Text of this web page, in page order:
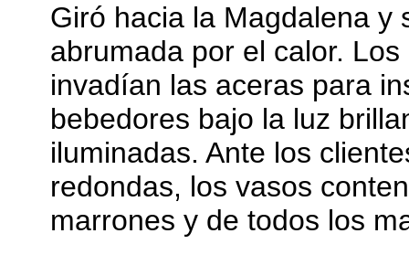
Giró hacia la Magdalena y
abrumada por el calor.
invadían las aceras para
bebedores bajo la luz
iluminadas. Ante los
redondas, los vasos
marrones y de todos los